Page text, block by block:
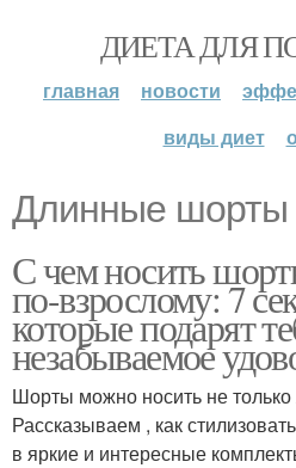
ДИЕТА ДЛЯ
главная новости
виды диет
Длинные шорты
С чем носить
по-взрослому: 7
которые подарят
незабываемое
Шорты можно носить не
Рассказываем , как
в яркие и интересные